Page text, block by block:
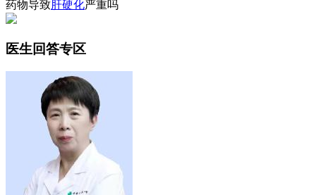
药物导致肝硬化严重吗
医生回答专区